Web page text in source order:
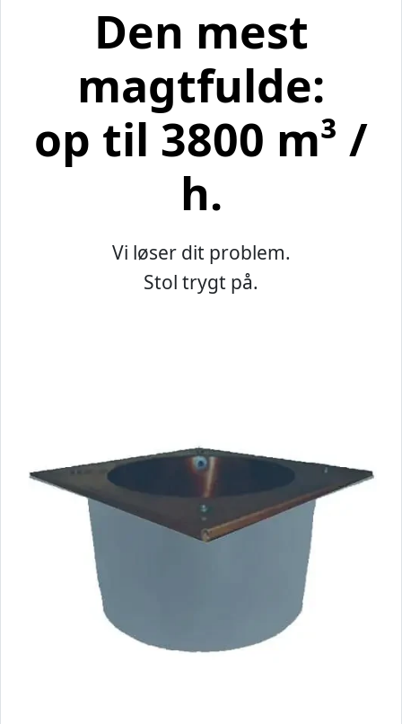
Den mest
magtfulde:
op til 3800 m³ /
h.
Vi løser dit problem.
Stol trygt på.